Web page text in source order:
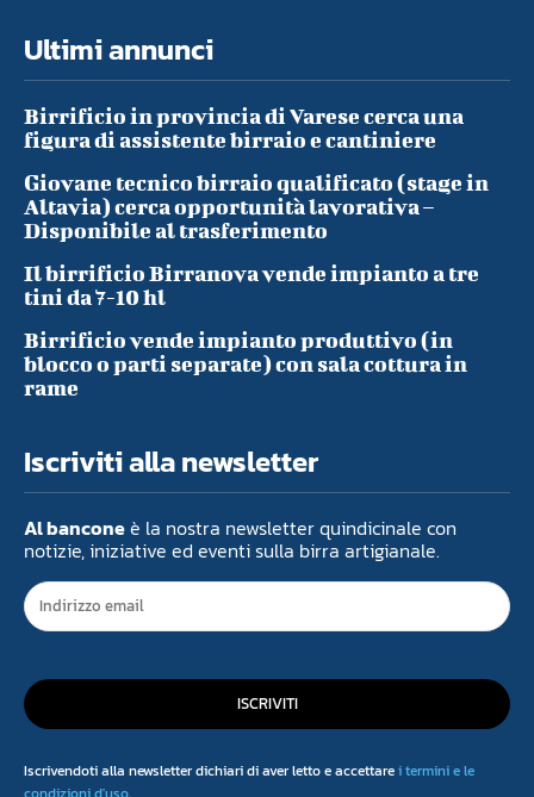
Ultimi annunci
Birrificio in provincia di Varese cerca una
figura di assistente birraio e cantiniere
Giovane tecnico birraio qualificato (stage in
Altavia) cerca opportunità lavorativa –
Disponibile al trasferimento
Il birrificio Birranova vende impianto a tre
tini da 7-10 hl
Birrificio vende impianto produttivo (in
blocco o parti separate) con sala cottura in
rame
Iscriviti alla newsletter
Al banconeè la nostra newsletter quindicinale con
notizie, iniziative ed eventi sulla birra artigianale.
ISCRIVITI
Iscrivendoti alla newsletter dichiari di aver letto e accettarei termini e le